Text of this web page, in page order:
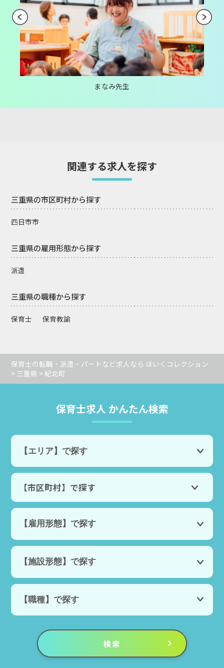
まなみ先生
関連する求人を探す
三重県の市区町村から探す
四日市市
三重県の雇用形態から探す
派遣
三重県の職種から探す
保育士 保育教諭
保育士の転職・派遣・パートなど求人なら ほいくコレクション
> 三重県 > 紀北町
保育士求人 かんたん検索
【市区町村】で探す